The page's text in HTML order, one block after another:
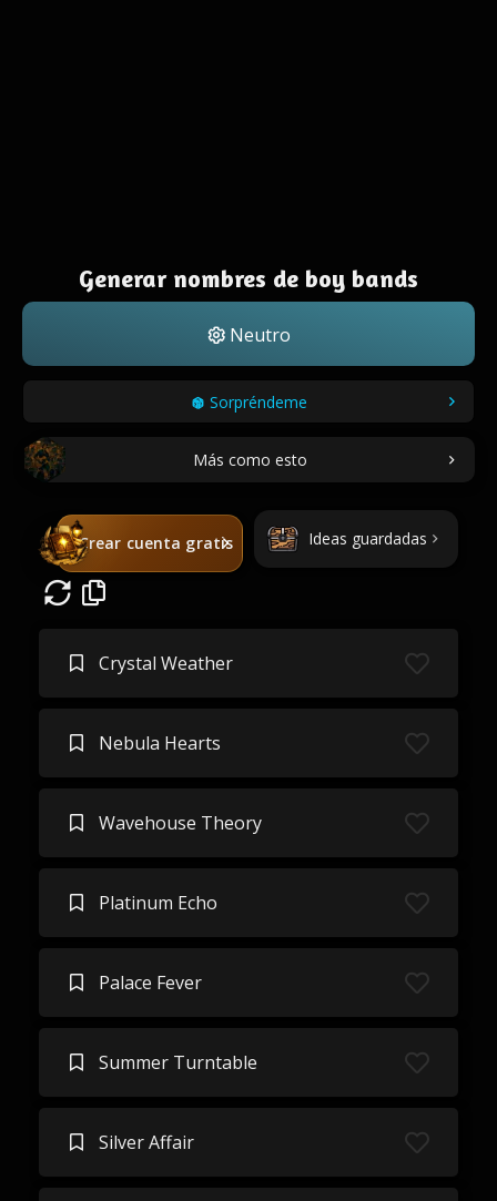
Generar nombres de boy bands
Neutro
Sorpréndeme
Más como esto
Crear cuenta gratis Ideas guardadas
Crystal Weather
Nebula Hearts
Wavehouse Theory
Platinum Echo
Palace Fever
Summer Turntable
Silver Affair